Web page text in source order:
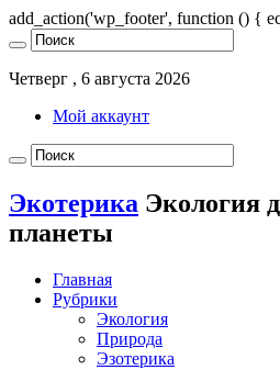
add_action('wp_footer', function () {
Четверг , 6 августа 2026
Мой аккаунт
Экотерика Экология
планеты
Главная
Рубрики
Экология
Природа
Эзотерика